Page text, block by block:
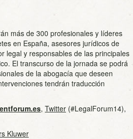
más de 300 profesionales y líderes
en España, asesores jurídicos de
legal y responsables de las principales
El transcurso de la jornada se podrá
de la abogacía que deseen
tendrán traducción
, Twitter (#LegalForum14),
Kluwer